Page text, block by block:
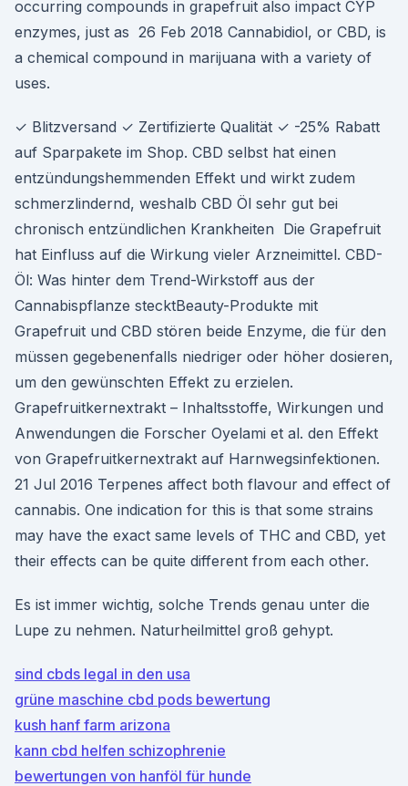
occurring compounds in grapefruit also impact CYP
enzymes, just as 26 Feb 2018 Cannabidiol, or CBD, is
a chemical compound in marijuana with a variety of
uses.
✓ Blitzversand ✓ Zertifizierte Qualität ✓ -25% Rabatt
auf Sparpakete im Shop. CBD selbst hat einen
entzündungshemmenden Effekt und wirkt zudem
schmerzlindernd, weshalb CBD Öl sehr gut bei
chronisch entzündlichen Krankheiten Die Grapefruit
hat Einfluss auf die Wirkung vieler Arzneimittel. CBD-
Öl: Was hinter dem Trend-Wirkstoff aus der
Cannabispflanze stecktBeauty-Produkte mit
Grapefruit und CBD stören beide Enzyme, die für den
müssen gegebenenfalls niedriger oder höher dosieren,
um den gewünschten Effekt zu erzielen.
Grapefruitkernextrakt – Inhaltsstoffe, Wirkungen und
Anwendungen die Forscher Oyelami et al. den Effekt
von Grapefruitkernextrakt auf Harnwegsinfektionen.
21 Jul 2016 Terpenes affect both flavour and effect of
cannabis. One indication for this is that some strains
may have the exact same levels of THC and CBD, yet
their effects can be quite different from each other.
Es ist immer wichtig, solche Trends genau unter die
Lupe zu nehmen. Naturheilmittel groß gehypt.
sind cbds legal in den usa
grüne maschine cbd pods bewertung
kush hanf farm arizona
kann cbd helfen schizophrenie
bewertungen von hanföl für hunde